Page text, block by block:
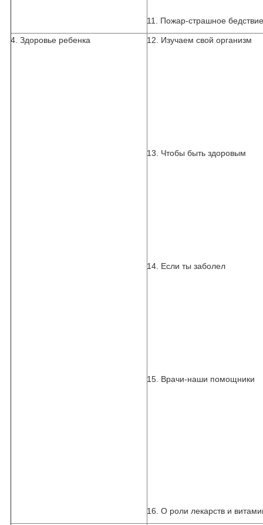
11. Пожар-страшное
4. Здоровье ребенка 12. Изучаем свой организм
13. Чтобы быть здоровым
14. Если ты заболел
15. Врачи-наши помощники
16. О роли лекарств и